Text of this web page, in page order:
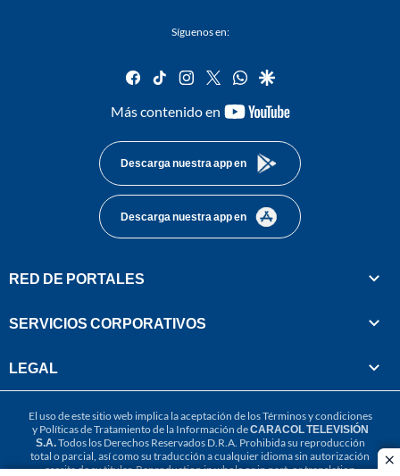
Síguenos en:
facebook
tiktok instagram
twitterwhatsapp
google
Más contenido en
youtube-
Descarga nuestra app en
Descarga nuestra app en
RED DE PORTALES
SERVICIOS CORPORATIVOS
LEGAL
El uso de este sitio web implica la aceptación de losTérminos y condiciones
y Políticas de Tratamiento de la Información deCARACOL TELEVISIÓN
S.A.Todos los Derechos Reservados D.R.A. Prohibida su reproducción
total o parcial, así como su traducción a cualquier idioma sin autorización
escrita de su titular. Reproduction in whole or in part, or translation